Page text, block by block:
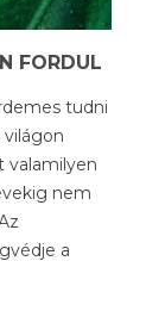
FORDUL
tudni
valamilyen
nem
a